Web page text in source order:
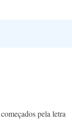
pela letra